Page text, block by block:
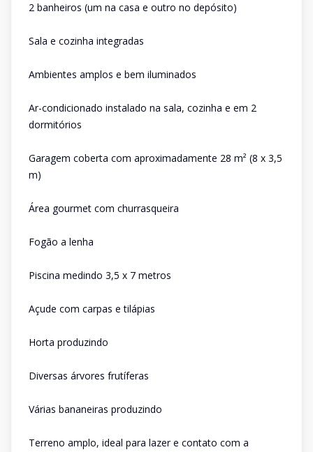
2 banheiros (um na casa e outro no depósito)
Sala e cozinha integradas
Ambientes amplos e bem iluminados
Ar-condicionado instalado na sala, cozinha e em 2
dormitórios
Garagem coberta com aproximadamente 28 m² (8 x 3,5
m)
Área gourmet com churrasqueira
Fogão a lenha
Piscina medindo 3,5 x 7 metros
Açude com carpas e tilápias
Horta produzindo
Diversas árvores frutíferas
Várias bananeiras produzindo
Terreno amplo, ideal para lazer e contato com a